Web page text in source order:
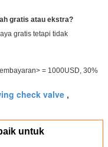
gratis atau ekstra?
gratis tetapi tidak
= 1000USD, 30%
check valve ,
untuk